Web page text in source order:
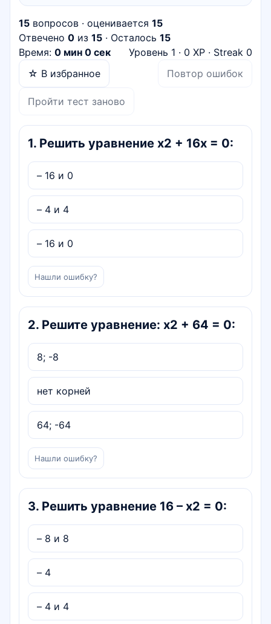
15 вопросов · оценивается 15
Отвечено 0 из 15 · Осталось 15
Время: 0 мин 0 сек Уровень 1 · 0 XP · Streak 0
☆ В избранное
Повтор ошибок
Пройти тест заново
1. Решить уравнение x2 + 16x = 0:
– 16 и 0
– 4 и 4
– 16 и 0
Нашли ошибку?
2. Решите уравнение: х2 + 64 = 0:
8; -8
нет корней
64; -64
Нашли ошибку?
3. Решить уравнение 16 – x2 = 0:
– 8 и 8
– 4
– 4 и 4